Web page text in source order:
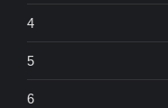
4
5
6